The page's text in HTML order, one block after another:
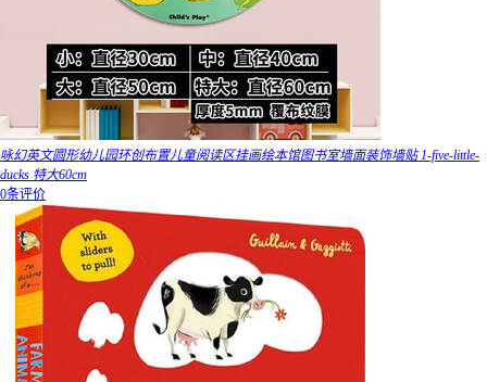
咏幻英文圆形幼儿园环创布置儿童阅读区挂画绘本馆图书室墙面装饰墙贴 1-five-little-
ducks 特大60cm
0条评价